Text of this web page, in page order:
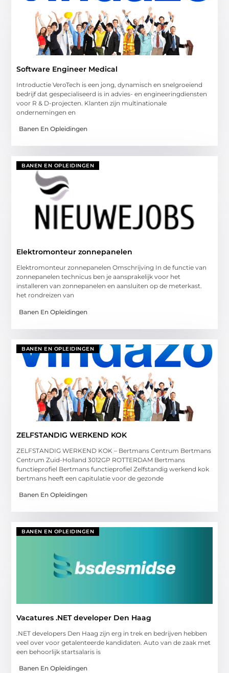
Software Engineer Medical
Introductie VeroTech is een jong, dynamisch en snelgroeiend
bedrijf dat gespecialiseerd is in advies- en engineeringdiensten
voor R & D-projecten. Klanten zijn multinationale
ondernemingen en
Banen En Opleidingen
BANEN EN OPLEIDINGEN
Elektromonteur zonnepanelen
Elektromonteur zonnepanelen Omschrijving In de functie van
zonnepanelen technicus ben je aansprakelijk voor het
installeren van zonnepanelen en aansluiten op de meterkast.
het rondreizen van
Banen En Opleidingen
BANEN EN OPLEIDINGEN
ZELFSTANDIG WERKEND KOK
ZELFSTANDIG WERKEND KOK – Bertmans Centrum Bertmans
Centrum Zuid-Holland 3012GP ROTTERDAM Bertmans
functieprofiel Bertmans functieprofiel Zelfstandig werkend kok
bertmans heeft een capitulatie voor de gezonde
Banen En Opleidingen
BANEN EN OPLEIDINGEN
Vacatures .NET developer Den Haag
.NET developers Den Haag zijn erg in trek en bedrijven hebben
veel over voor getalenteerde kandidaten. Auto van de zaak met
een behoorlijk startsalaris is
Banen En Opleidingen